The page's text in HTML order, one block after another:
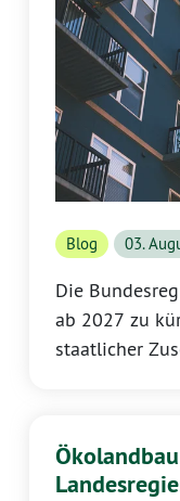
Blog 03.
Die
ab 2027 zu
staatlicher